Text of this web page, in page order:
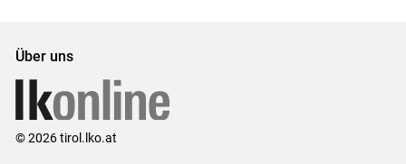
Über uns
© 2026 tirol.lko.at